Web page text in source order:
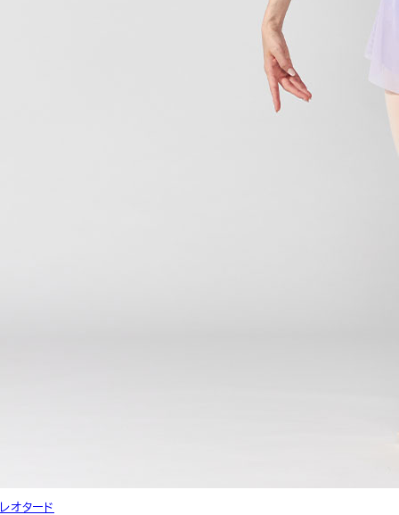
レオタード